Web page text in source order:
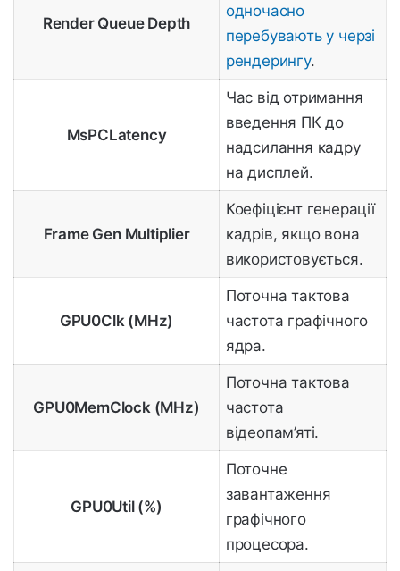
Render Queue Depth
одночасно
перебувають у черзі
рендерингу.
MsPCLatency
Час від отримання
введення ПК до
надсилання кадру
на дисплей.
Frame Gen Multiplier
Коефіцієнт генерації
кадрів, якщо вона
використовується.
GPU0Clk (MHz)
Поточна тактова
частота графічного
ядра.
GPU0MemClock (MHz)
Поточна тактова
частота
відеопам’яті.
GPU0Util (%)
Поточне
завантаження
графічного
процесора.